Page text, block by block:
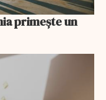
primește un